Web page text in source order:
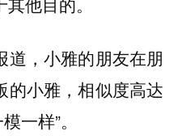
道，小雅的朋友在朋
的小雅，相似度高达
一样”。